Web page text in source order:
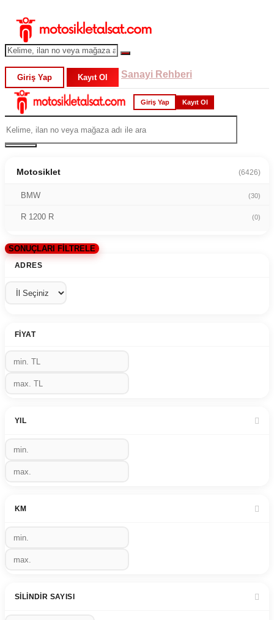
Giriş Yap Kayıt Ol Sanayi Rehberi
Giriş Yap Kayıt Ol
Motosiklet (6426)
BMW (30)
R 1200 R (0)
SONUÇLARI FİLTRELE
ADRES
FIYAT
YIL
KM
SILINDIR SAYISI